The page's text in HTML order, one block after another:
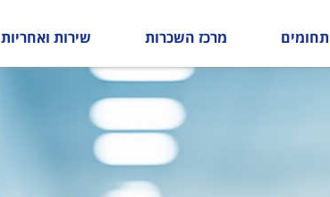
תחומים מרכז השכרות שירות ואחריות